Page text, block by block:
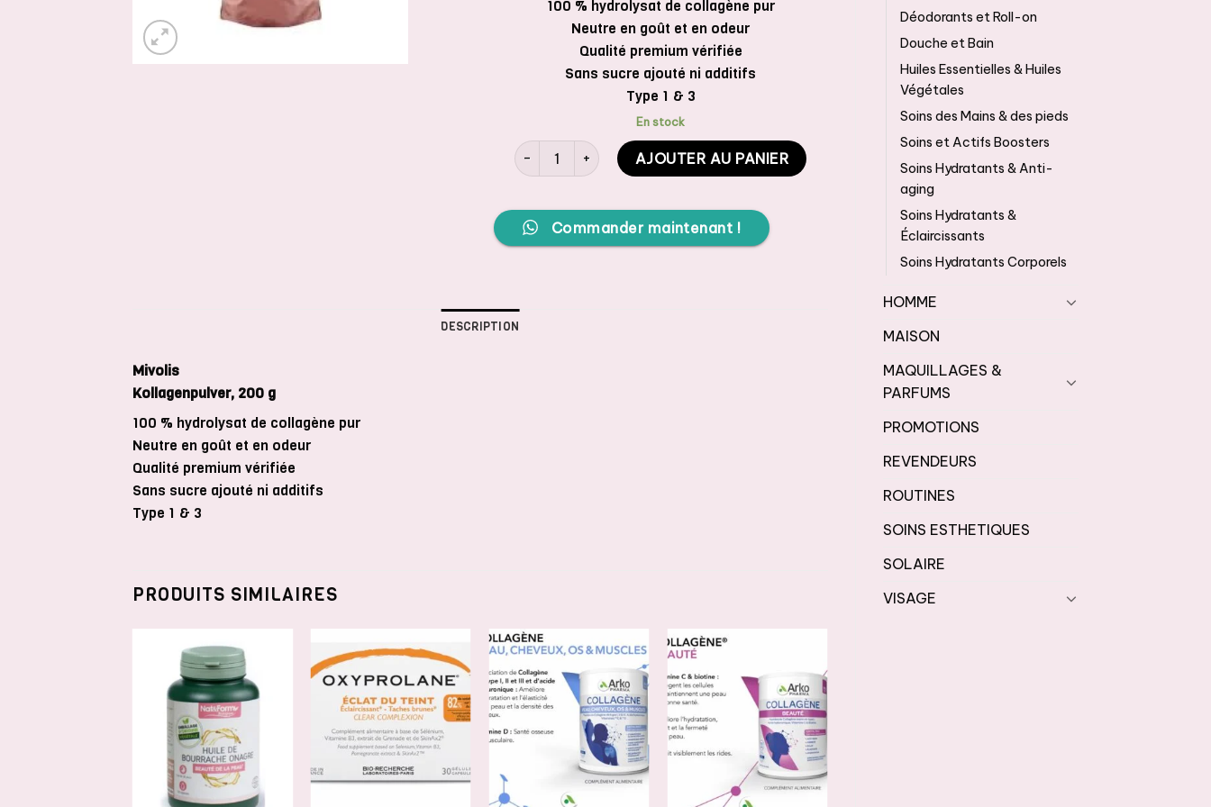
Déodorants et Roll-on
Douche et Bain
Huiles Essentielles & Huiles
Végétales
Soins des Mains & des pieds
Soins et Actifs Boosters
Soins Hydratants & Anti-
aging
Soins Hydratants &
Éclaircissants
Soins Hydratants Corporels
HOMME
MAISON
MAQUILLAGES &
PARFUMS
PROMOTIONS
REVENDEURS
ROUTINES
SOINS ESTHETIQUES
SOLAIRE
VISAGE
100 % hydrolysat de collagène pur
Neutre en goût et en odeur
Qualité premium vérifiée
Sans sucre ajouté ni additifs
Type 1 & 3
En stock
quantité de Mivolis Poudre de Collagene, 200 g
AJOUTER AU PANIER
Commander maintenant !
DESCRIPTION
Mivolis
Kollagenpulver, 200 g
100 % hydrolysat de collagène pur
Neutre en goût et en odeur
Qualité premium vérifiée
Sans sucre ajouté ni additifs
Type 1 & 3
PRODUITS SIMILAIRES
AJOUTER
À LA
LISTE DE
SOUHAITS
AJOUTER
À LA
LISTE DE
SOUHAITS
AJOUTER
À LA
LISTE DE
SOUHAITS
AJOUTER
À LA
LISTE DE
SOUHAITS